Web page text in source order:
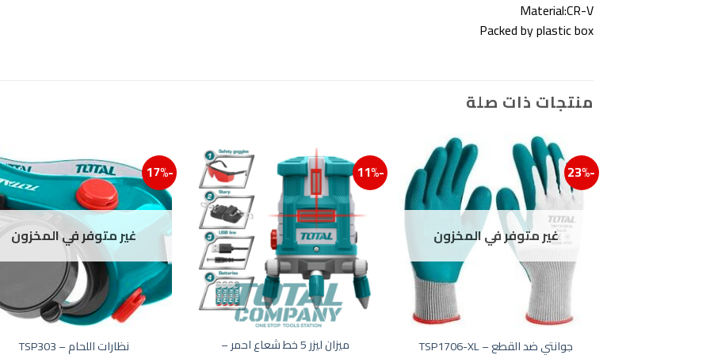
Material:CR-V
Packed by plastic box
منتجات ذات صلة
-23%
إضافة إلى قائمة الرغبات
غير متوفر في المخزون
جوانتي ضد القطع – TSP1706-XL
-11%
إضافة إلى قائمة الرغبات
ميزان ليزر 5 خط شعاع احمر –
-17%
غير متوفر في المخزون
نظارات اللحام – TSP303